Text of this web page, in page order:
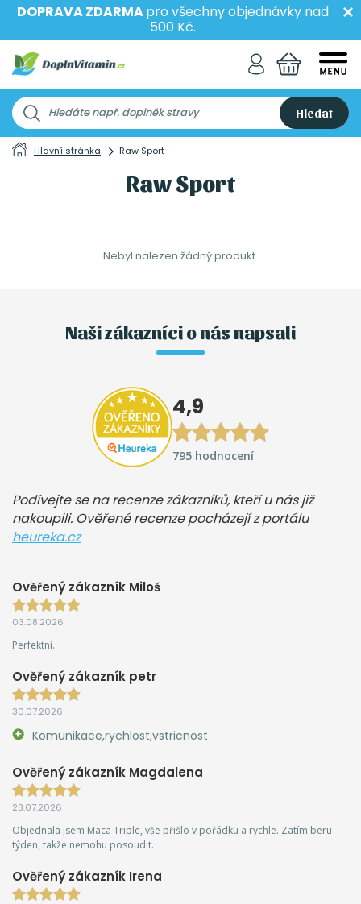
DOPRAVA ZDARMApro všechny objednávky nad
500 Kč.
Hledat
Hlavní stránka Raw Sport
Raw Sport
Nebyl nalezen žádný produkt.
Naši zákazníci o nás napsali
4,9
795 hodnocení
Podívejte se na recenze zákazníků, kteří u nás již
nakoupili. Ověřené recenze pocházejí z portálu
heureka.cz
Ověřený zákazník Miloš
03.08.2026
Perfektní.
Ověřený zákazník petr
30.07.2026
Komunikace,rychlost,vstricnost
Ověřený zákazník Magdalena
28.07.2026
Objednala jsem Maca Triple, vše přišlo v pořádku a rychle. Zatím beru
týden, takže nemohu posoudit.
Ověřený zákazník Irena